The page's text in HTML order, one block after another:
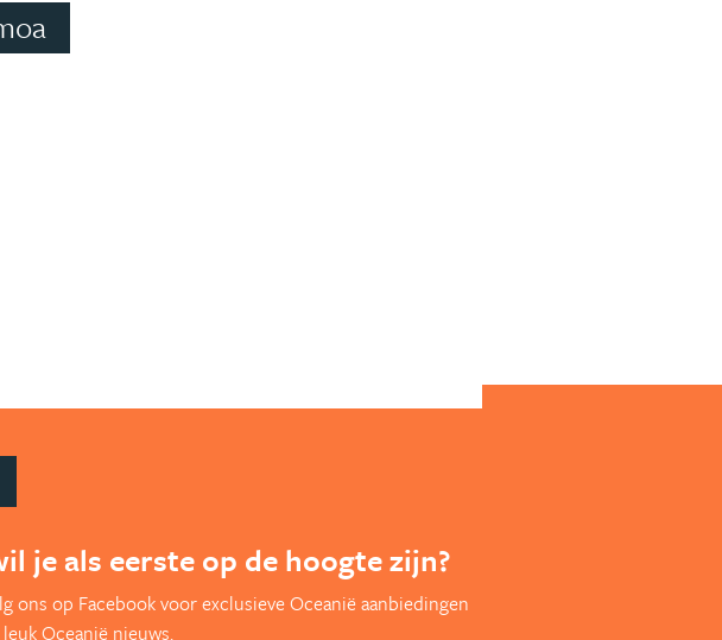
je als eerste op de hoogte zijn?
ons op Facebook voor exclusieve Oceanië aanbiedingen
Oceanië nieuws.